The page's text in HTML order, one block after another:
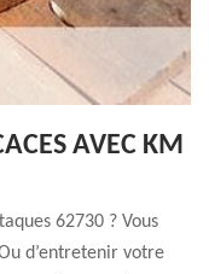
AVEC KM
62730 ? Vous
d’entretenir votre